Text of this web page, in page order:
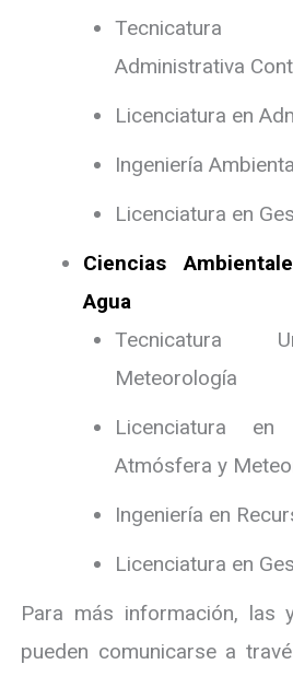
Tecnicatura
Administrativa
Licenciatura en
Ingeniería
Licenciatura en
Ciencias
Agua
Tecnicatura
Meteorología
Licenciatura
Atmósfera y
Ingeniería en
Licenciatura en
Para más información, las
pueden comunicarse a